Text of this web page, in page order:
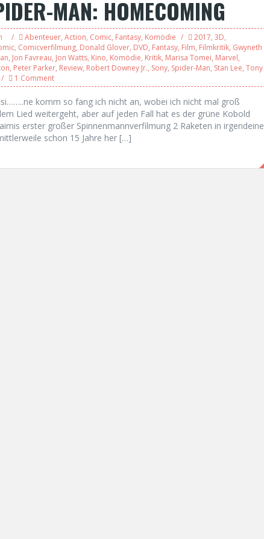
MAN: HOMECOMING
Abenteuer, Action, Comic, Fantasy, Komödie 2017, 3D,
, Comicverfilmung, Donald Glover, DVD, Fantasy, Film, Filmkritik, Gwyneth
, Jon Favreau, Jon Watts, Kino, Komödie, Kritik, Marisa Tomei, Marvel,
, Peter Parker, Review, Robert Downey Jr., Sony, Spider-Man, Stan Lee, Tony
1 Comment
komm so fang ich nicht an, wobei ich nicht mal groß
Lied weitergeht, aber auf jeden Fall hat es der grüne Kobold
erster großer Spinnenmannverfilmung 2 Raketen in irgendeine
schon 15 Jahre her […]